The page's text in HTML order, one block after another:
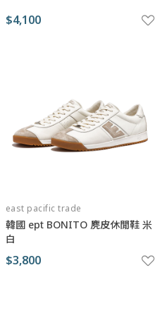
$4,100
east pacific trade
韓國 ept BONITO 麂皮休閒鞋 米
白
$3,800